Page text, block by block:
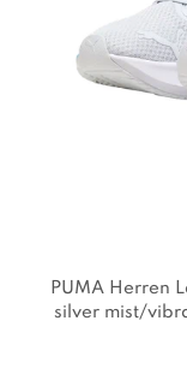
PUMA Herren
silver mist/